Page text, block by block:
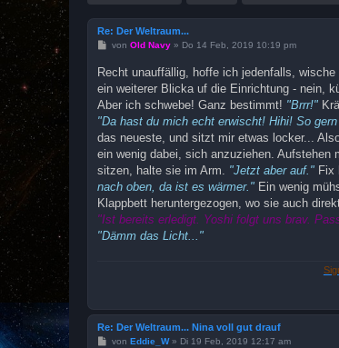
Re: Der Weltraum...
B
t
r
g
von Old Navy» Do 14 Feb, 2019 10:19 pm
Recht unauffällig, hoffe ich jedenfalls,
ein weiterer Blicka uf die Einrichtung - nein,
Aber ich schwebe! Ganz bestimmt! "Brrr!"
"Da hast du mich echt erwischt! Hihi! So
das neueste, und sitzt mir etwas locker...
ein wenig dabei, sich anzuziehen.
sitzen, halte sie im Arm. "Jetzt aber auf." Fix
nach oben, da ist es wärmer." Ein wenig
Klappbett heruntergezogen, wo sie auch
"Ist bereits erledigt. Yoshi folgt uns brav.
"Dämm das Licht..."
Re: Der Weltraum... Nina voll gut drauf
Bvon Eddie_W» Di 19 Feb, 2019 12:17 am